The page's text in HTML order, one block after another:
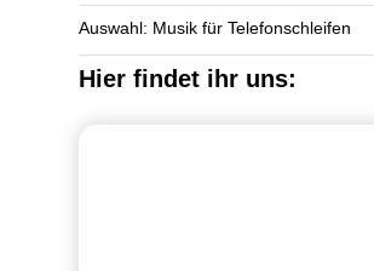
Auswahl: Musik für Telefonschleifen
Hier findet ihr uns: